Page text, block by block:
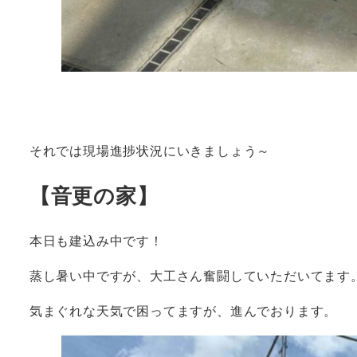
それでは現場進捗状況にいきましょう～
【音更の家】
本日も建込み中です！
蒸し暑い中ですが、大工さん奮闘していただいてます
気まぐれな天気で困ってますが、進んでおります。